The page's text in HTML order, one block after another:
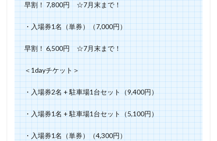
早割！ 7,800円 ☆7月末まで！
・入場券1名（単券）（7,000円）
早割！ 6,500円 ☆7月末まで！
＜1dayチケット＞
・入場券2名 + 駐車場1台セット（9,400円）
・入場券1名 + 駐車場1台セット（5,100円）
・入場券1名（単券）（4,300円）